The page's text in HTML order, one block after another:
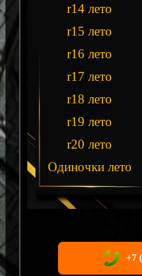
r14 лето
r15 лето
r16 лето
r17 лето
r18 лето
r19 лето
r20 лето
Одиночки лето
+7